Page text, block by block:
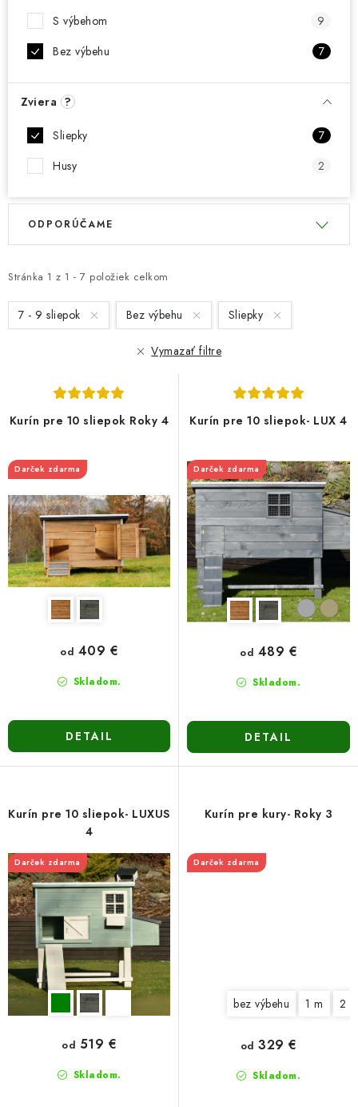
S výbehom
9
Bez výbehu
7
Zviera ?
Sliepky
7
Husy
2
V
i
s
p
u
t
o
v
Stránka 1 z 1 - 7 položiek celkom
R
e
n
i
o
u
k
t
o
v
ODPORÚČAME
7 - 9 sliepok Bez výbehu Sliepky
Vymazať filtre
Kurín pre 10 sliepok Roky 4
Darček zdarma
Skladom.
od 409 €
DETAIL
Kurín pre 10 sliepok- LUX 4
Darček zdarma
Skladom.
od 489 €
DETAIL
Kurín pre 10 sliepok- LUXUS
4
Darček zdarma
Skladom.
od 519 €
Kurín pre kury- Roky 3
Darček zdarma
bez výbehu 1 m 2 m
Skladom.
od 329 €